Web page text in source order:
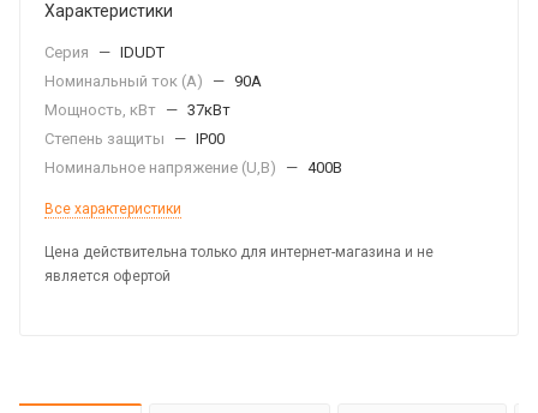
Характеристики
Серия — IDUDT
Номинальный ток (А)
— 90А
Мощность, кВт — 37кВт
Степень защиты
— IP00
Номинальное напряжение (U,B)
— 400В
Все характеристики
Цена действительна только для интернет-магазина и не
является офертой